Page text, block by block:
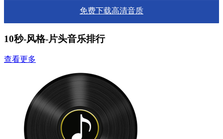
免费下载高清音质
10秒-风格-片头音乐排行
查看更多